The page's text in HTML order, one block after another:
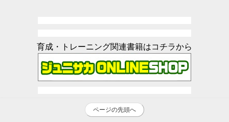
育成・トレーニング関連書籍はコチラから
ページの先頭へ